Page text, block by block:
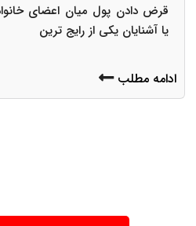
قرض دادن پول میان اعضای
یا آشنایان یکی از رایج ترین
ادامه مطلب